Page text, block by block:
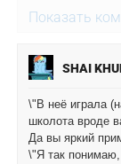
Показать
SHAI
\"В неё играла
школота вроде
Да вы яркий
\"Я так понимаю,